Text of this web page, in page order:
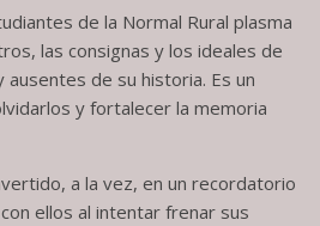
de la Normal Rural plasma
las consignas y los ideales de
de su historia. Es un
y fortalecer la memoria
a la vez, en un recordatorio
ellos al intentar frenar sus